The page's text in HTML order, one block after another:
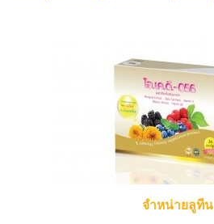
จำหน่ายลูทีน